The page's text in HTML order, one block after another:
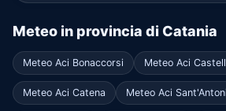
Meteo in provincia di Catania
Meteo Aci Bonaccorsi Meteo Aci
Meteo Aci Catena Meteo Aci